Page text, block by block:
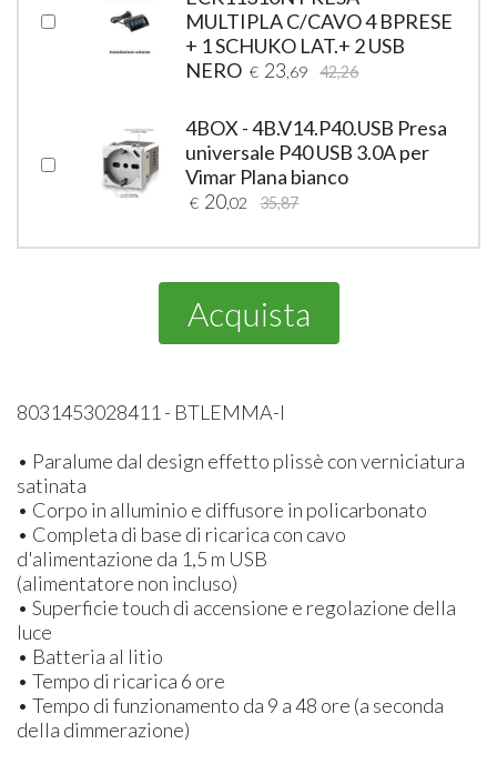
MULTIPLA C/CAVO 4 BPRESE
+ 1 SCHUKO LAT.+ 2 USB
NERO € 23 ,69 42,26
4BOX - 4B.V14.P40.USB Presa
universale P40 USB 3.0A per
Vimar Plana bianco
€ 20,02 35,87
Acquista
8031453028411 - BTLEMMA-I
• Paralume dal design effetto plissè con verniciatura
satinata
• Corpo in alluminio e diffusore in policarbonato
• Completa di base di ricarica con cavo
d'alimentazione da 1,5 m USB
(alimentatore non incluso)
• Superficie touch di accensione e regolazione della
luce
• Batteria al litio
• Tempo di ricarica 6 ore
• Tempo di funzionamento da 9 a 48 ore (a seconda
della dimmerazione)